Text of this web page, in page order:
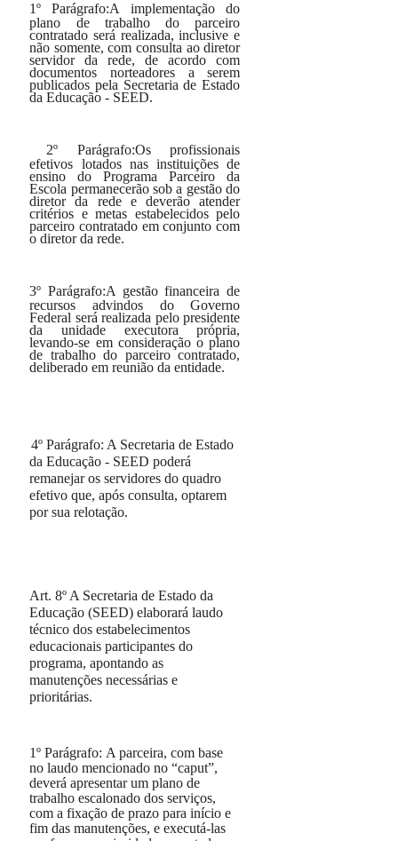
1ºParágrafo:A implementação do
plano de trabalho do parceiro
contratado será realizada, inclusive e
não somente, com consulta ao diretor
servidor da rede, de acordo com
documentos norteadores a serem
publicados pela Secretaria de Estado
da Educação - SEED.
2º Parágrafo:Os profissionais
efetivos lotados nas instituições de
ensino do Programa Parceiro da
Escola permanecerão sob a gestão do
diretor da rede e deverão atender
critérios e metas estabelecidos pelo
parceiro contratado em conjunto com
o diretor da rede.
3º Parágrafo:A gestão financeira de
recursos advindos do Governo
Federal será realizada pelo presidente
da unidade executora própria,
levando-se em consideração o plano
de trabalho do parceiro contratado,
deliberado em reunião da entidade.
4º Parágrafo: A Secretaria de Estado
da Educação - SEED poderá
remanejar os servidores do quadro
efetivo que, após consulta, optarem
por sua relotação.
Art. 8º A Secretaria de Estado da
Educação (SEED) elaborará laudo
técnico dos estabelecimentos
educacionais participantes do
programa, apontando as
manutenções necessárias e
prioritárias.
1º Parágrafo: A parceira, com base
no laudo mencionado no“caput”,
deverá apresentar um plano de
trabalho escalonado dos serviços,
com a fixação de prazo para início e
fim das manutenções, e executá-las